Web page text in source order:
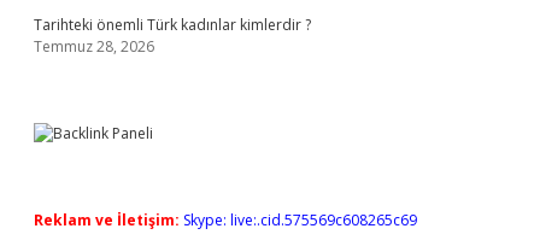
Tarihteki önemli Türk kadınlar kimlerdir ?
Temmuz 28, 2026
Reklam ve İletişim: Skype: live:.cid.575569c608265c69